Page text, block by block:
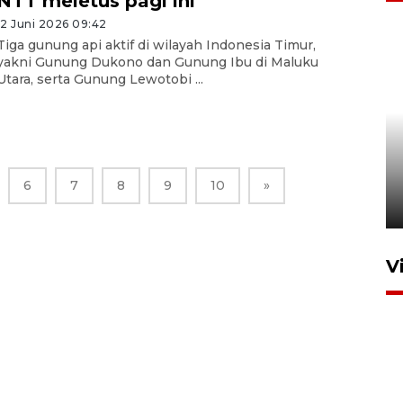
Juni 2026 09:42
gunung api aktif di wilayah Indonesia Timur,
Gunung Dukono dan Gunung Ibu di Maluku
serta Gunung Lewotobi ...
6 7 8 9 10 »
Pasar Higienis
5 Mei 2026 05:32